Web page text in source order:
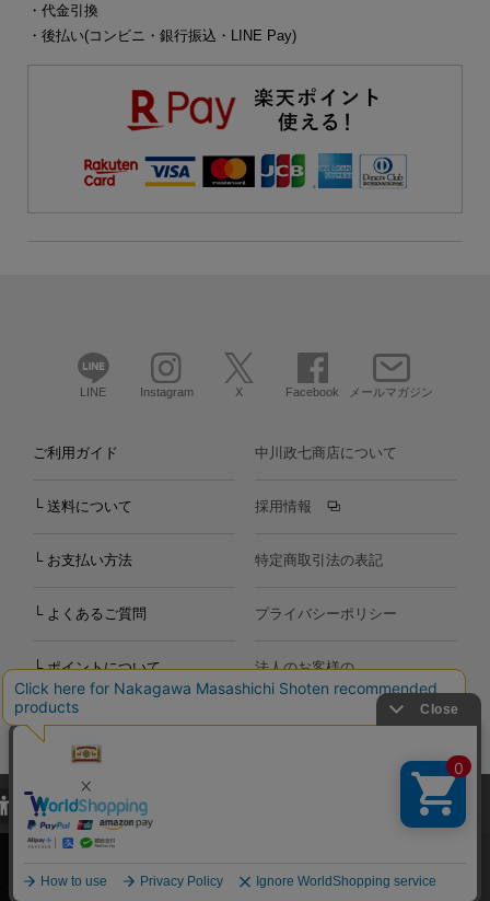
・代金引換
・後払い(コンビニ・銀行振込・LINE Pay)
LINE Instagram X Facebook メールマガジン
ご利用ガイド
└ 送料について
└ お支払い方法
└ よくあるご質問
└ ポイントについて
お問い合わせ
中川政七商店について
採用情報
特定商取引法の表記
プライバシーポリシー
法人のお客様の
お問い合わせ
Copyright©2000-2026
Nakagawa Masashichi Shoten All Rights Reserved.
当サイトでは、当サイト内における閲覧履歴・属性情報などの取得およ
び利便性向上のためにクッキー（Cookie）を使用いたします。詳細に
関しては「プライバシーポリシー
承諾する